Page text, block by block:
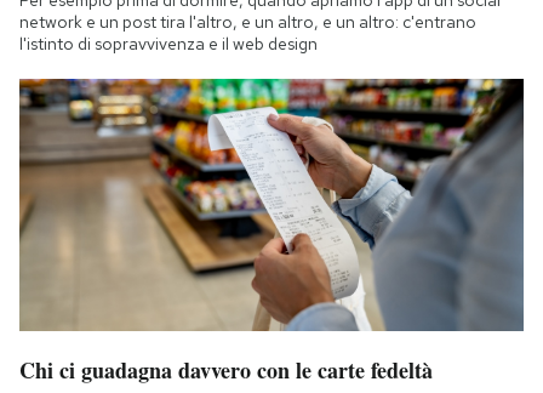
network e un post tira l'altro, e un altro, e un altro: c'entrano
l'istinto di sopravvivenza e il web design
Chi ci guadagna davvero con le carte fedeltà